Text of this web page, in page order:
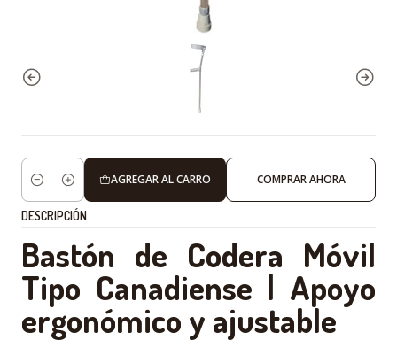
Cantidad
AGREGAR AL CARRO COMPRAR AHORA
DESCRIPCIÓN
Bastón de Codera Móvil
Tipo Canadiense | Apoyo
ergonómico y ajustable